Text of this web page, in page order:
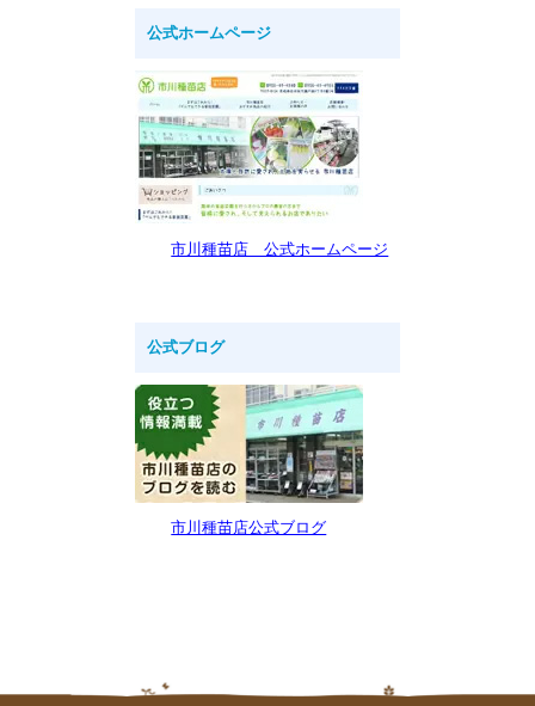
公式ホームページ
市川種苗店 公式ホームページ
公式ブログ
市川種苗店公式ブログ